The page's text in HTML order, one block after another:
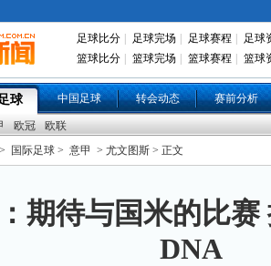
足球比分 足球完场 足球赛程
足球
篮球比分
篮球完场 篮球赛程 篮球
球 中国足球 转会动态 赛前分析
欧冠
欧联
> 国际足球 > 意甲 > 尤文图斯 > 正文
期待与国米的比赛
DNA